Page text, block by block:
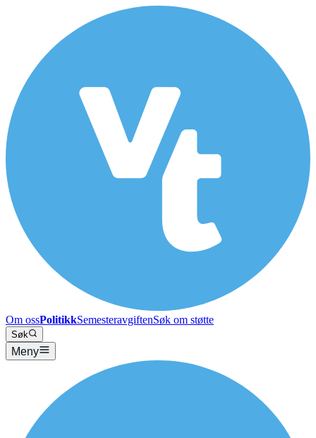
Om ossPolitikkSemesteravgiftenSøk om støtte
Søk
Meny